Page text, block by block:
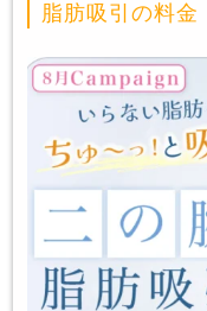
脂肪吸引の料金